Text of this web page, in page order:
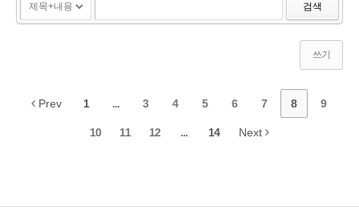
검색
쓰기
Prev 1 ... 3 4 5 6 7 8 9
10 11 12 ... 14 Next